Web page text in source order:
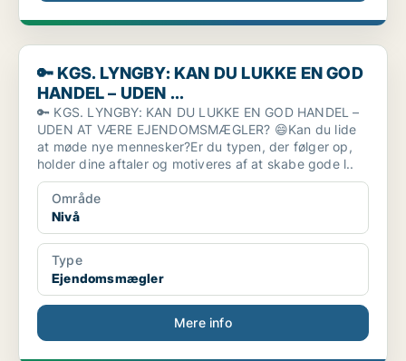
🔑 KGS. LYNGBY: KAN DU LUKKE EN GOD HANDEL – UDEN ...
🔑 KGS. LYNGBY: KAN DU LUKKE EN GOD
HANDEL – UDEN ...
🔑 KGS. LYNGBY: KAN DU LUKKE EN GOD HANDEL –
UDEN AT VÆRE EJENDOMSMÆGLER? 😄Kan du lide
at møde nye mennesker?Er du typen, der følger op,
holder dine aftaler og motiveres af at skabe gode l..
Område
Nivå
Type
Ejendomsmægler
Mere info